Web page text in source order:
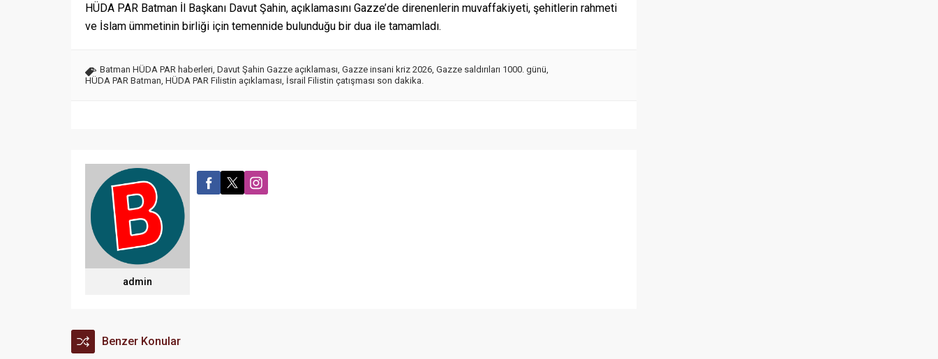
HÜDA PAR Batman İl Başkanı Davut Şahin, açıklamasını Gazze’de direnenlerin muvaffakiyeti, şehitlerin rahmeti
ve İslam ümmetinin birliği için temennide bulunduğu bir dua ile tamamladı.
Batman HÜDA PAR haberleri Davut Şahin Gazze açıklaması Gazze insani kriz 2026 Gazze saldırıları 1000. günü
HÜDA PAR Batman HÜDA PAR Filistin açıklaması İsrail Filistin çatışması son dakika.
admin
Benzer Konular